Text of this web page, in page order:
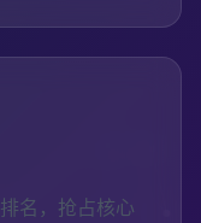
名，抢占核心